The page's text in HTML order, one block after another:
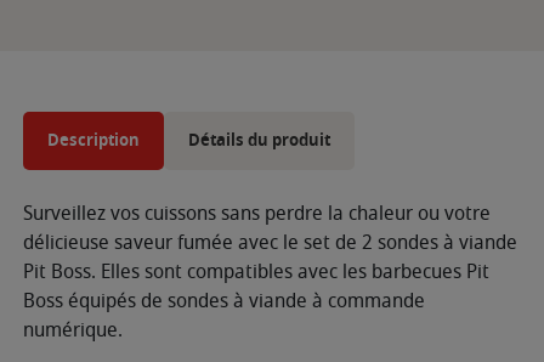
Description Détails du produit
Surveillez vos cuissons sans perdre la chaleur ou votre
délicieuse saveur fumée avec le set de 2 sondes à viande
Pit Boss. Elles sont compatibles avec les barbecues Pit
Boss équipés de sondes à viande à commande
numérique.